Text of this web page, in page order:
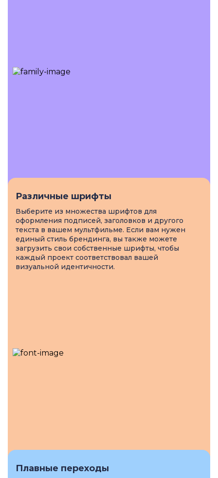
Различные шрифты
Выберите из множества шрифтов для
оформления подписей, заголовков и другого
текста в вашем мультфильме. Если вам нужен
единый стиль брендинга, вы также можете
загрузить свои собственные шрифты, чтобы
каждый проект соответствовал вашей
визуальной идентичности.
Плавные переходы